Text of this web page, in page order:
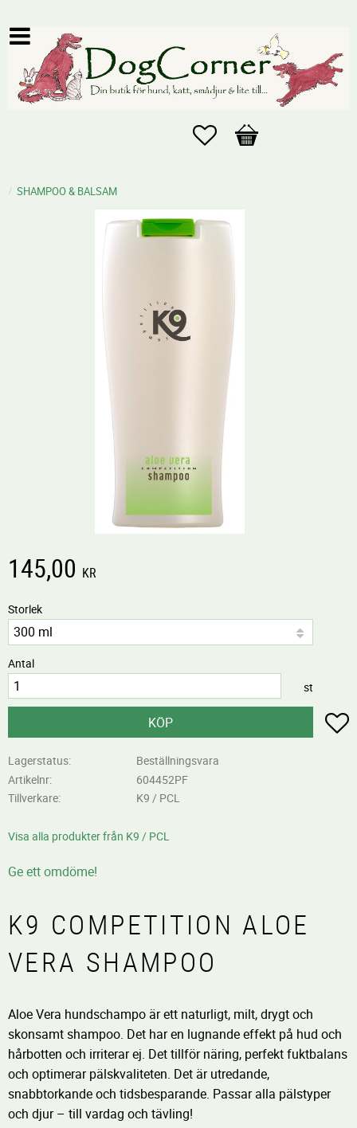
Favoriter
Kundvagn
SHAMPOO & BALSAM
145,00 KR
Storlek
Antal
st
KÖP
Lagerstatus
Beställningsvara
Artikelnr
604452PF
Tillverkare
K9 / PCL
Visa alla produkter från K9 / PCL
Ge ett omdöme!
K9 COMPETITION ALOE
VERA SHAMPOO
Aloe Vera hundschampo är ett naturligt, milt, drygt och
skonsamt shampoo. Det har en lugnande effekt på hud och
hårbotten och irriterar ej. Det tillför näring, perfekt fuktbalans
och optimerar pälskvaliteten. Det är utredande,
snabbtorkande och tidsbesparande. Passar alla pälstyper
och djur – till vardag och tävling!